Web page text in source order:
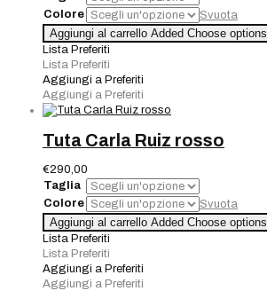
originale
era:
€380,00.
attuale
è:
€266,00.
Colore
Svuota
Tuta
Joseph
Ribkoff
quantità
Aggiungi al carrello Added Choose options
Lista Preferiti
Lista Preferiti
Aggiungi a Preferiti
Aggiungi a Preferiti
Tuta Carla Ruiz rosso
€290,00
Taglia
Colore
Svuota
Tuta
Carla
Ruiz
rosso
quantità
Aggiungi al carrello Added Choose options
Lista Preferiti
Lista Preferiti
Aggiungi a Preferiti
Aggiungi a Preferiti